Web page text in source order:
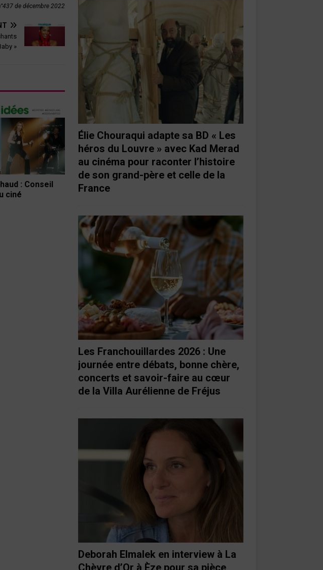
de décembre 2022
»
: Conseil
ciné
Élie Chouraqui adapte sa BD « Les
héros du Louvre » avec Kad Merad
au cinéma pour raconter l’histoire
de son grand-père et celle de la
France
Les Franchouillardes 2026 : Une
journée entre débats, bonne chère,
concerts et savoir-faire au cœur
de la Villa Aurélienne de Fréjus
Deborah Elmalek en interview à La